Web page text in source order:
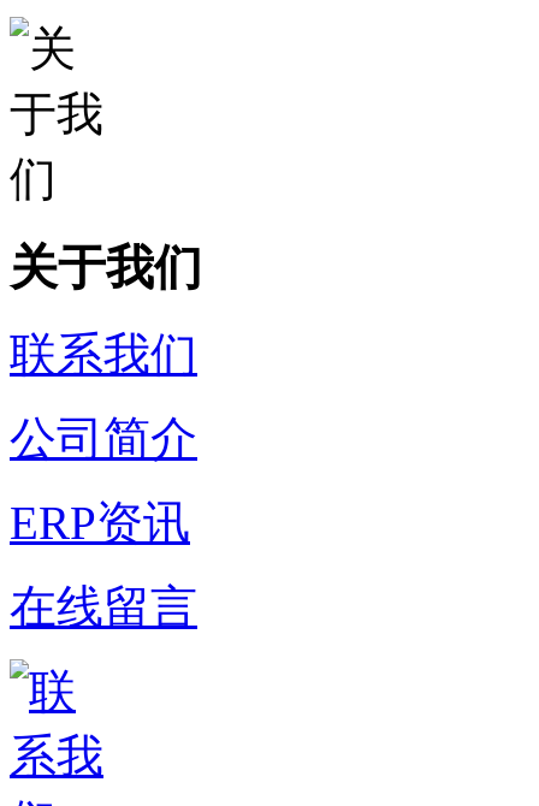
关于我们
联系我们
公司简介
ERP资讯
在线留言